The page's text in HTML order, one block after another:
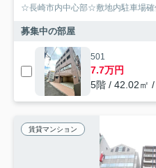
☆長崎市内中心部☆敷地内駐車場
募集中の部屋
501
7.7万円
5階 / 42.02㎡
賃貸マンション